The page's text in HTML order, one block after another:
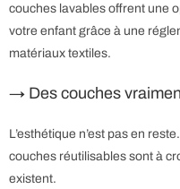
couches lavables offrent une
votre enfant grâce à une
matériaux textiles.
→ Des couches
L’esthétique n’est pas en
couches réutilisables sont à
existent.